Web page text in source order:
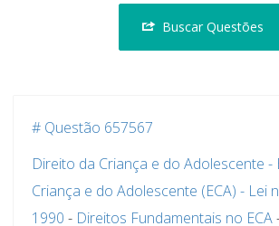
Buscar Questões
# Questão 657567
Direito da Criança e do Adolescente -
Criança e do Adolescente (ECA) - Lei
1990 - Direitos Fundamentais no ECA